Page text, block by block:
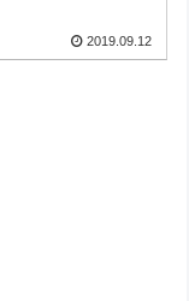
2019.09.12